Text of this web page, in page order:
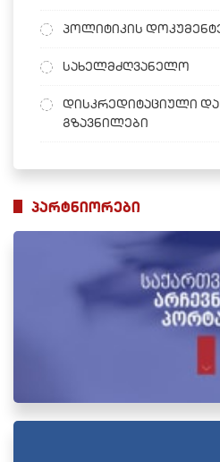
პოლიტიკის
სახელმძღვანელო
დისკრედიტაციული
გზავნილები
პარტნიორები